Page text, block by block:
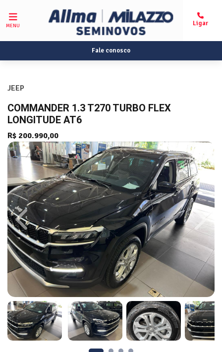
MENU
Fale conosco
JEEP
COMMANDER 1.3 T270 TURBO FLEX
LONGITUDE AT6
R$ 200.990,00
Previous Next